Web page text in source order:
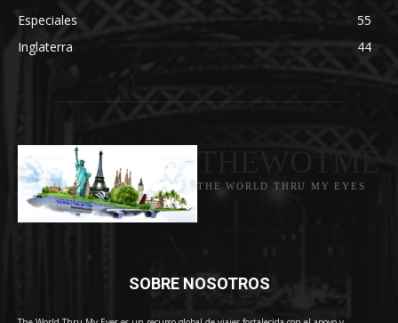
Especiales
55
Inglaterra
44
THE WORLD THRU MY EYES
SOBRE NOSOTROS